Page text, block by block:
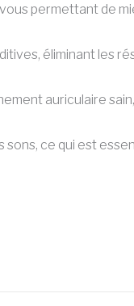
permettant de
éliminant les
auriculaire
ce qui est